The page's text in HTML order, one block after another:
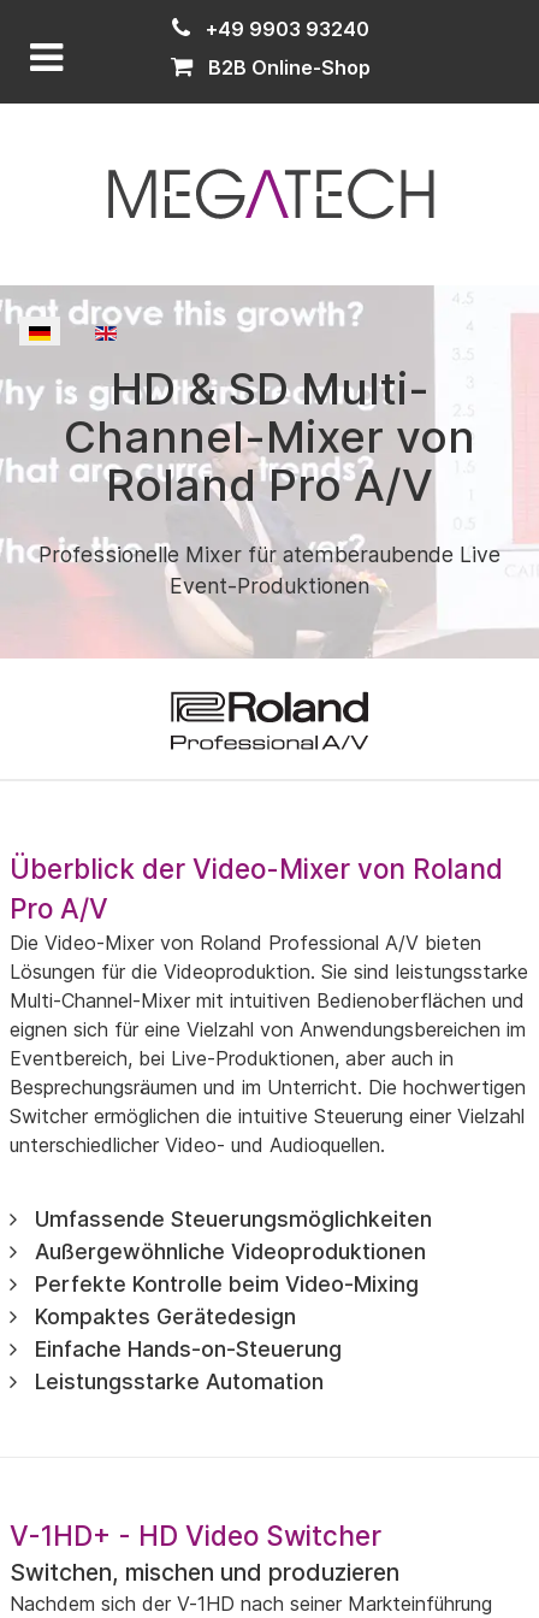
+49 9903 93240
B2B Online-Shop
Sprache auswählen
HD & SD Multi-
Channel-Mixer von
Roland Pro A/V
Professionelle Mixer für atemberaubende Live
Event-Produktionen
Überblick der Video-Mixer von Roland
Pro A/V
Die Video-Mixer von Roland Professional A/V bieten
Lösungen für die Videoproduktion. Sie sind leistungsstarke
Multi-Channel-Mixer mit intuitiven Bedienoberflächen und
eignen sich für eine Vielzahl von Anwendungsbereichen im
Eventbereich, bei Live-Produktionen, aber auch in
Besprechungsräumen und im Unterricht. Die hochwertigen
Switcher ermöglichen die intuitive Steuerung einer Vielzahl
unterschiedlicher Video- und Audioquellen.
Umfassende Steuerungsmöglichkeiten
Außergewöhnliche Videoproduktionen
Perfekte Kontrolle beim Video-Mixing
Kompaktes Gerätedesign
Einfache Hands-on-Steuerung
Leistungsstarke Automation
V-1HD+ - HD Video Switcher
Switchen, mischen und produzieren
Nachdem sich der V-1HD nach seiner Markteinführung